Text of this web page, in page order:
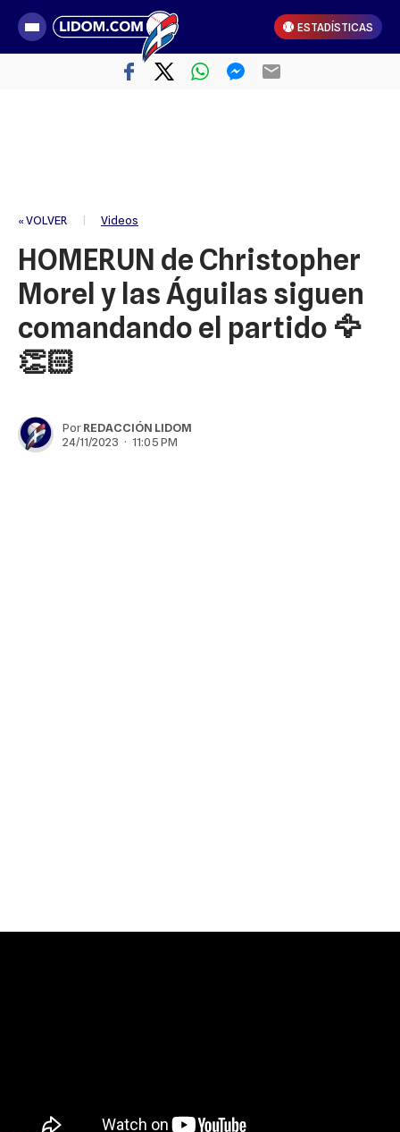
ESTADÍSTICAS
« VOLVER | Videos
HOMERUN de Christopher
Morel y las Águilas siguen
comandando el partido 🦅
👏🏻
PorREDACCIÓN LIDOM
24/11/2023 · 11:05 PM